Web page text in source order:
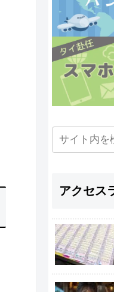
アクセス